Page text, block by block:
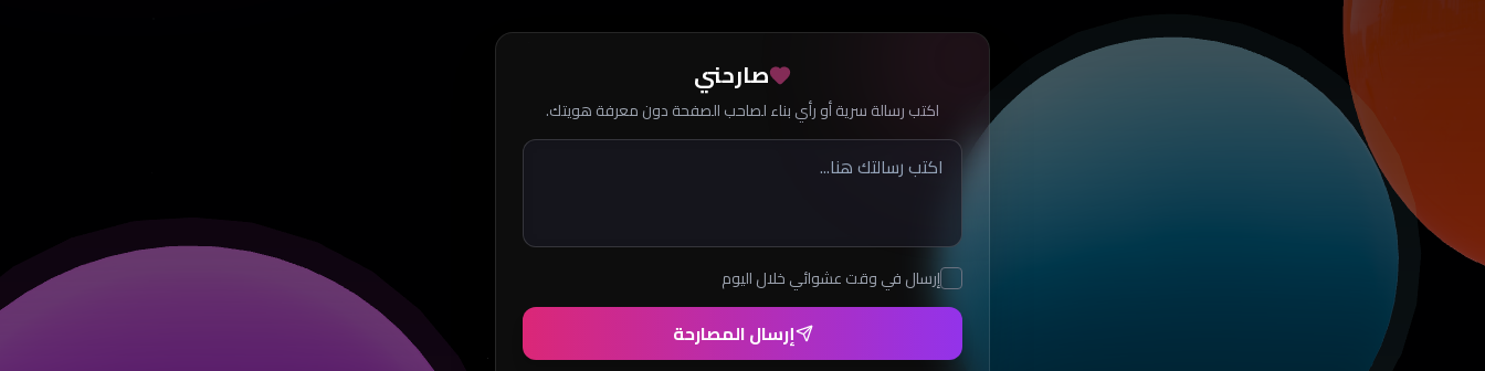
صارحني
اكتب رسالة سرية أو رأي بناء لصاحب الصفحة دون معرفة هويتك.
إرسال في وقت عشوائي خلال اليوم
إرسال المصارحة